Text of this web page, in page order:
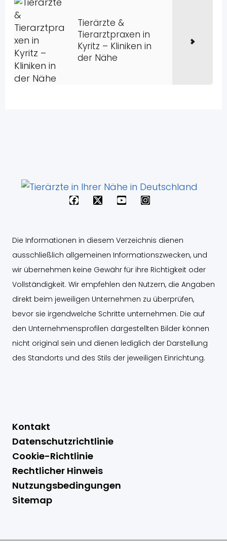
Tierärzte &
Tierarztpraxen in
Kyritz – Kliniken in
der Nähe
F
a
b
o
o
k
X
-
t
t
e
r
Y
o
b
e
I
n
g
r
a
m
Die Informationen in diesem Verzeichnis dienen
ausschließlich allgemeinen Informationszwecken, und
wir übernehmen keine Gewähr für ihre Richtigkeit oder
Vollständigkeit. Wir empfehlen den Nutzern, die Angaben
direkt beim jeweiligen Unternehmen zu überprüfen,
bevor sie irgendwelche Schritte unternehmen. Die auf
den Unternehmensprofilen dargestellten Bilder können
nicht original sein und dienen lediglich der Darstellung
des Standorts und des Stils der jeweiligen Einrichtung.
Kontakt
Datenschutzrichtlinie
Cookie-Richtlinie
Rechtlicher Hinweis
Nutzungsbedingungen
Sitemap